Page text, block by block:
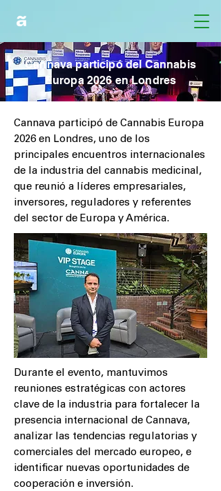
Cannava participó del Cannabis
Europa 2026 en Londres
Cannava participó de Cannabis Europa
2026 en Londres, uno de los
principales encuentros internacionales
de la industria del cannabis medicinal,
que reunió a líderes empresariales,
inversores, reguladores y referentes
del sector de Europa y América.
Durante el evento, mantuvimos
reuniones estratégicas con actores
clave de la industria para fortalecer la
presencia internacional de Cannava,
analizar las tendencias regulatorias y
comerciales del mercado europeo, e
identificar nuevas oportunidades de
cooperación e inversión.